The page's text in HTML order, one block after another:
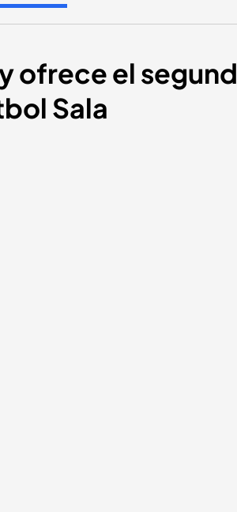
ofrece el
Sala